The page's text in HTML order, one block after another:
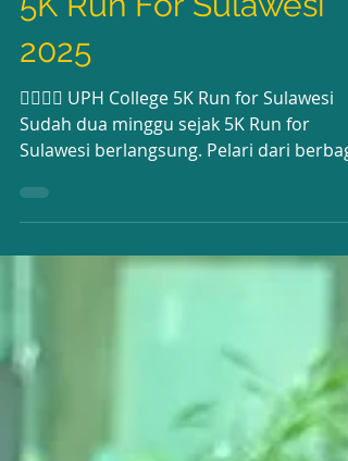
19 Agu 2025
5K Run For Sulawesi
2025
🏃‍♂️🏃‍♀️ UPH College 5K Run for Sulawesi
Sudah dua minggu sejak 5K Run for